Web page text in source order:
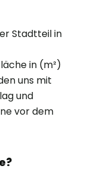
Stadtteil in
in (m²)
uns mit
und
vor dem